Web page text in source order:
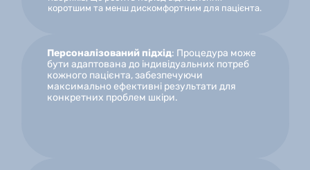
коротшим та менш дискомфортним для пацієнта.
Персоналізований підхід: Процедура може
бути адаптована до індивідуальних потреб
кожного пацієнта, забезпечуючи
максимально ефективні результати для
конкретних проблем шкіри.